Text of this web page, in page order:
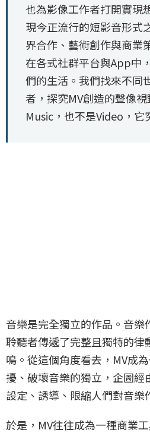
也為影像工作者打開實現
現今正流行的短影音形式
界合作、藝術創作與商業
在各式社群平台與App中
們的生活。我們找來不同
者，探究MV創造的聲像
Music，也不是Video，它
音樂是完全獨立的作品。音樂
聆聽者傳遞了完整且獨特的律
鳴。從這個角度看去，MV成
擾、破壞音樂的獨立，企圖經
設定、誘導、限縮人們對音樂
於是，MV往往成為一種商業